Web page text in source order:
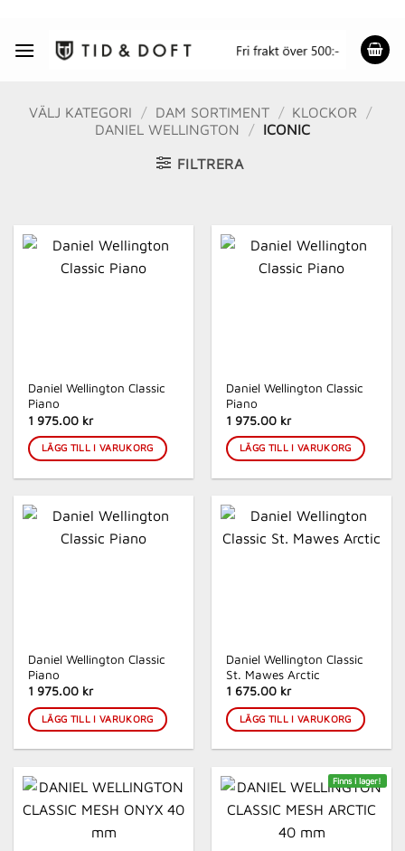
content
VÄLJ KATEGORI / DAM SORTIMENT / KLOCKOR
/
DANIEL WELLINGTON
/ ICONIC
FILTRERA
Daniel Wellington Classic
Piano
1 975.00 kr
LÄGG TILL I VARUKORG
Daniel Wellington Classic
Piano
1 975.00 kr
LÄGG TILL I VARUKORG
Daniel Wellington Classic
Piano
1 975.00 kr
LÄGG TILL I VARUKORG
Daniel Wellington Classic
St. Mawes Arctic
1 675.00 kr
LÄGG TILL I VARUKORG
Finns i lager!